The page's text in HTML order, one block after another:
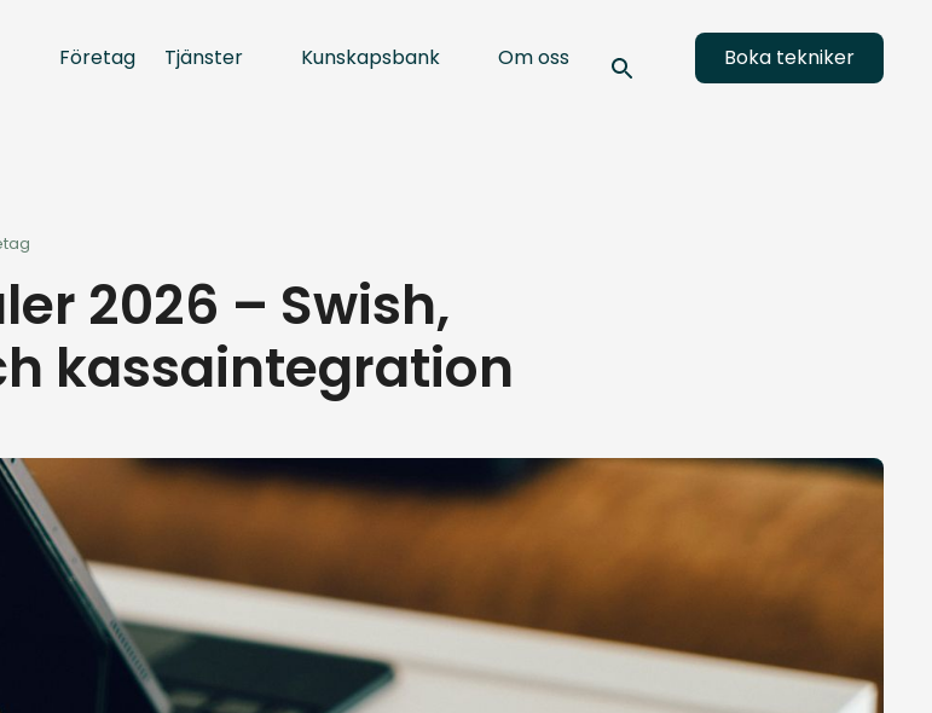
Företag Tjänster Kunskapsbank Om oss Boka tekniker
2026 – Swish,
kassaintegration